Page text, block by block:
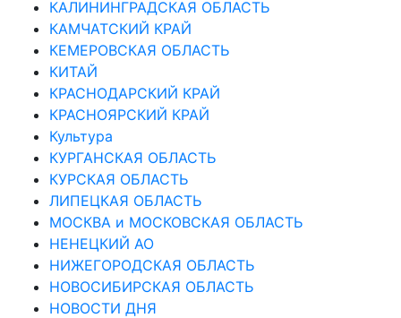
КАЛИНИНГРАДCКАЯ ОБЛАСТЬ
КАМЧАТСКИЙ КРАЙ
КЕМЕРОВСКАЯ ОБЛАСТЬ
КИТАЙ
КРАСНОДАРСКИЙ КРАЙ
КРАСНОЯРСКИЙ КРАЙ
Культура
КУРГАНСКАЯ ОБЛАСТЬ
КУРСКАЯ ОБЛАСТЬ
ЛИПЕЦКАЯ ОБЛАСТЬ
МОСКВА и МОСКОВСКАЯ ОБЛАСТЬ
НЕНЕЦКИЙ АО
НИЖЕГОРОДСКАЯ ОБЛАСТЬ
НОВОСИБИРСКАЯ ОБЛАСТЬ
НОВОСТИ ДНЯ